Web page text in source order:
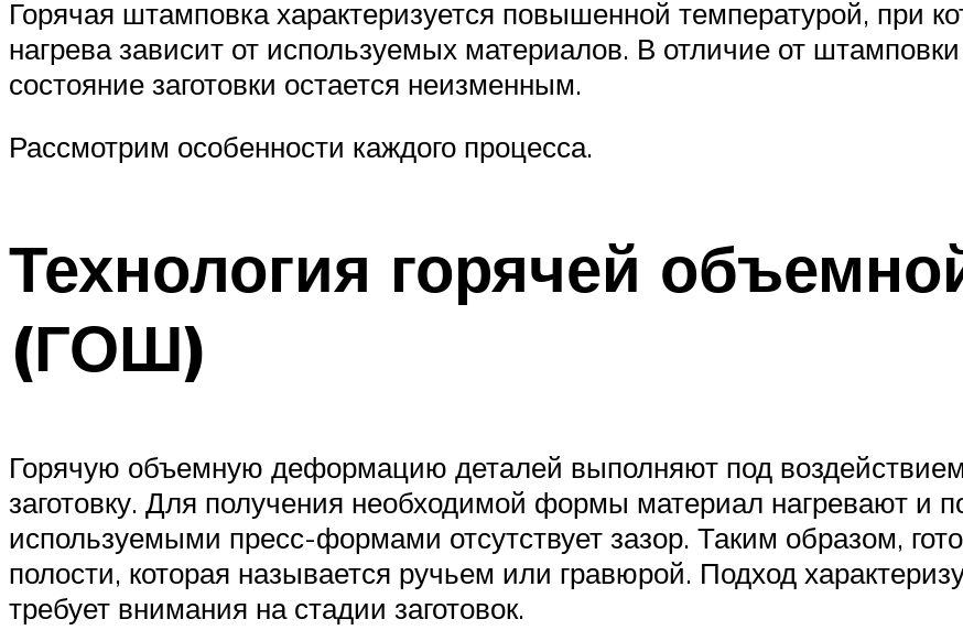
Горячая штамповка характеризуется повышенной температурой, при
нагрева зависит от используемых материалов. В отличие от
состояние заготовки остается неизменным.
Рассмотрим особенности каждого процесса.
Технология горячей
(ГОШ)
Горячую объемную деформацию деталей выполняют под
заготовку. Для получения необходимой формы материал нагревают
используемыми пресс-формами отсутствует зазор. Таким образом,
полости, которая называется ручьем или гравюрой. Подход
требует внимания на стадии заготовок.